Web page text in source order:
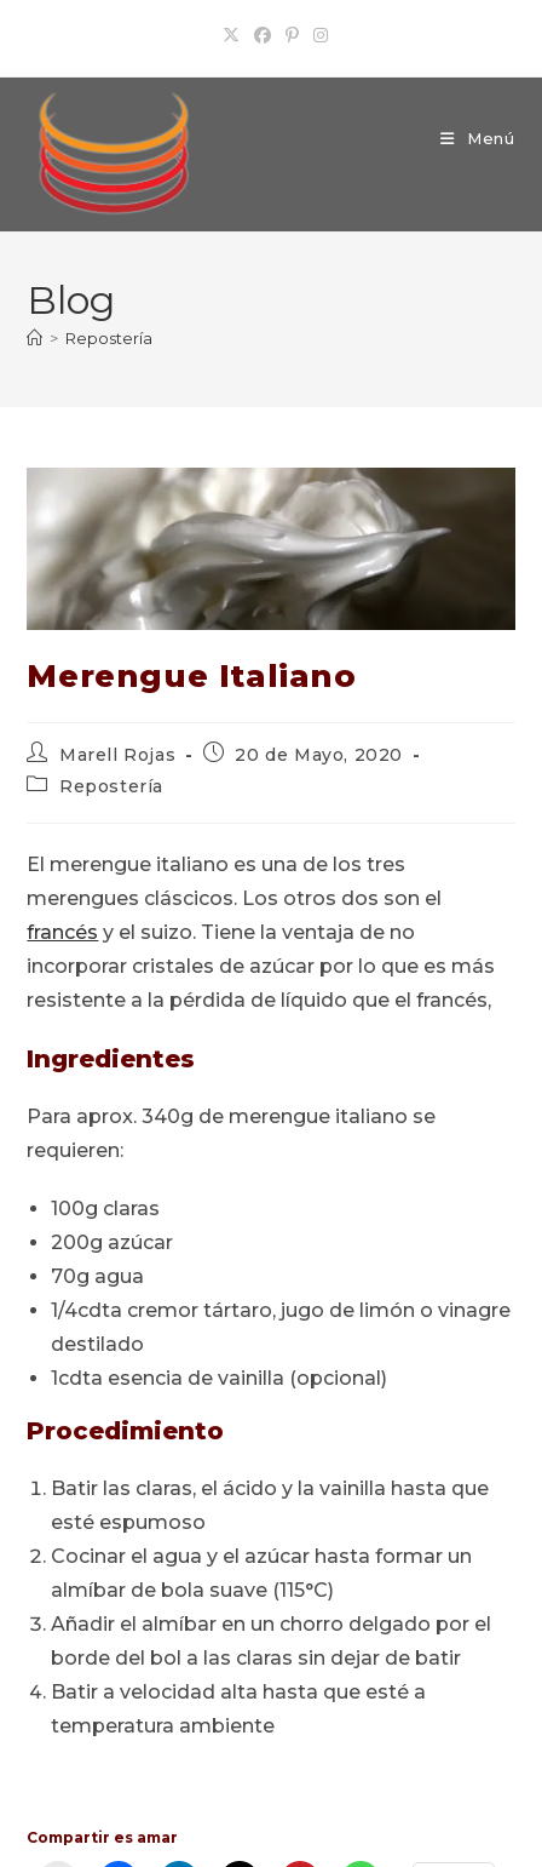
contenido
Menú
Blog
> Repostería
Merengue Italiano
Autor
de
la
Marell Rojas
Publicación
20 de Mayo, 2020
Categoría
entrada:
Repostería
El merengue italiano es una de los tres
merengues cláscicos. Los otros dos son el
francés y el suizo. Tiene la ventaja de no
incorporar cristales de azúcar por lo que es más
resistente a la pérdida de líquido que el francés,
Ingredientes
Para aprox. 340g de merengue italiano se
requieren:
100g claras
200g azúcar
70g agua
1/4cdta cremor tártaro, jugo de limón o vinagre
destilado
1cdta esencia de vainilla (opcional)
Procedimiento
Batir las claras, el ácido y la vainilla hasta que
esté espumoso
Cocinar el agua y el azúcar hasta formar un
almíbar de bola suave (115°C)
Añadir el almíbar en un chorro delgado por el
borde del bol a las claras sin dejar de batir
Batir a velocidad alta hasta que esté a
temperatura ambiente
Compartir es amar